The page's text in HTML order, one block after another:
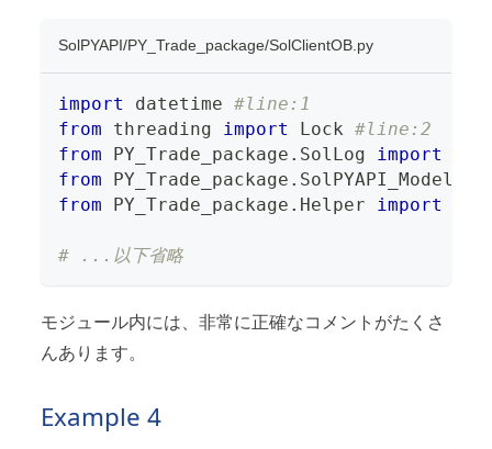
SolPYAPI/PY_Trade_package/SolClientOB.py
import datetime #line:1
from threading import Lock #line:2
from PY_Trade_package . SolLog import
from PY_Trade_package . SolPYAPI_Model
from PY_Trade_package . Helper import
# ...以下省略
モジュール内には、非常に正確なコメントがたくさ
んあります。
Example 4